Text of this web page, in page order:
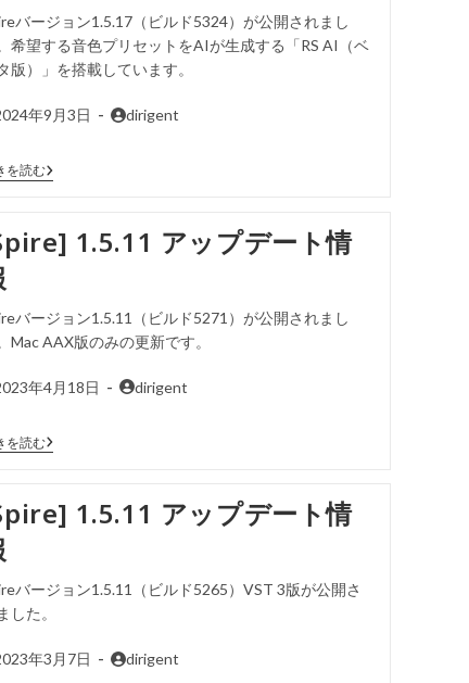
バージョン1.5.17（ビルド5324）が公開されまし
希望する音色プリセットをAIが生成する「RS AI（ベ
版）」を搭載しています。
年9月3日 dirigent
を読む
1.5.11 アップデート情
バージョン1.5.11（ビルド5271）が公開されまし
Mac AAX版のみの更新です。
年4月18日 dirigent
を読む
1.5.11 アップデート情
バージョン1.5.11（ビルド5265）VST 3版が公開さ
した。
年3月7日 dirigent